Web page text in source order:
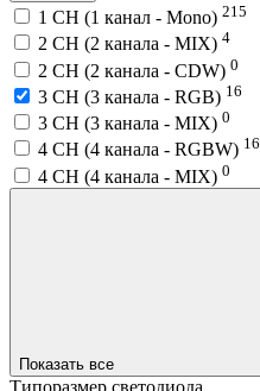
1 CH (1 канал - Mono) 215
2 CH (2 канала - MIX) 4
2 CH (2 канала - CDW) 0
3 CH (3 канала - RGB) 16
3 CH (3 канала - MIX) 0
4 CH (4 канала - RGBW) 16
4 CH (4 канала - MIX) 0
Показать все
Типоразмер светодиода